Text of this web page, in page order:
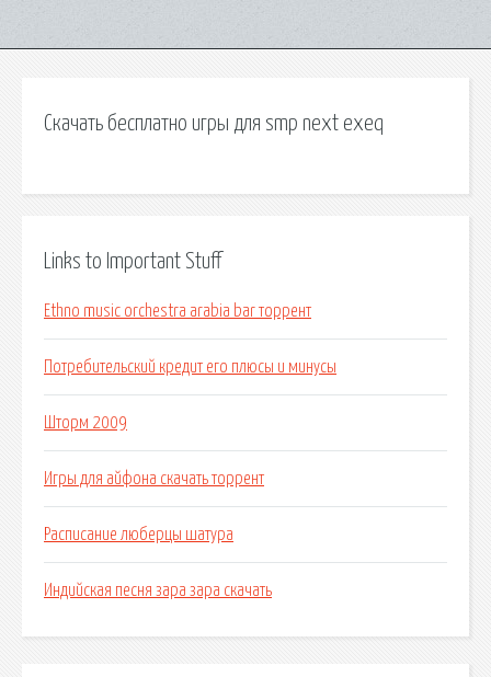
Скачать бесплатно игры для smp next exeq
Links to Important Stuff
Ethno music orchestra arabia bar торрент
Потребительский кредит его плюсы и минусы
Шторм 2009
Игры для айфона скачать торрент
Расписание люберцы шатура
Индийская песня зара зара скачать